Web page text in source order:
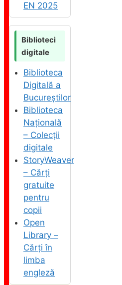
EN 2025
Biblioteci
digitale
Biblioteca
Digitală a
Bucureștilor
Biblioteca
Națională
– Colecții
digitale
StoryWeaver
– Cărți
gratuite
pentru
copii
Open
Library –
Cărți în
limba
engleză